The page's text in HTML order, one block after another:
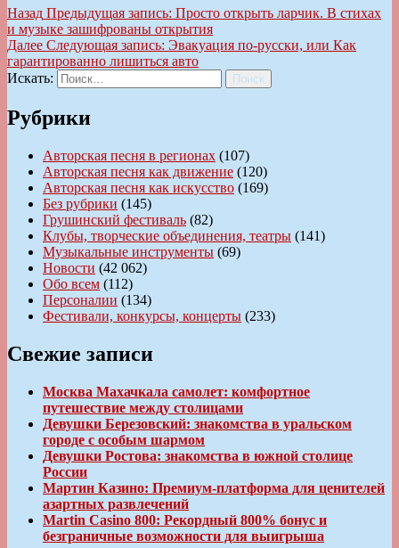
Назад Предыдущая запись: Просто открыть ларчик. В стихах
и музыке зашифрованы открытия
Далее Следующая запись: Эвакуация по-русски, или Как
гарантированно лишиться авто
Искать:
Поиск
Рубрики
Авторская песня в регионах (107)
Авторская песня как движение (120)
Авторская песня как искусство (169)
Без рубрики (145)
Грушинский фестиваль (82)
Клубы, творческие объединения, театры (141)
Музыкальные инструменты (69)
Новости (42 062)
Обо всем (112)
Персоналии (134)
Фестивали, конкурсы, концерты (233)
Свежие записи
Москва Махачкала самолет: комфортное
путешествие между столицами
Девушки Березовский: знакомства в уральском
городе с особым шармом
Девушки Ростова: знакомства в южной столице
России
Мартин Казино: Премиум-платформа для ценителей
азартных развлечений
Martin Casino 800: Рекордный 800% бонус и
безграничные возможности для выигрыша